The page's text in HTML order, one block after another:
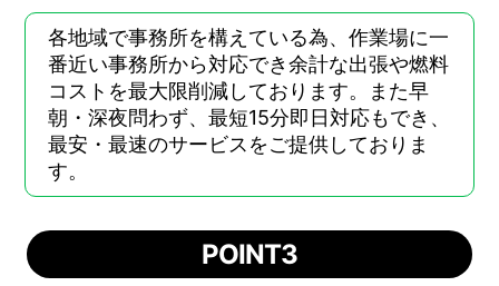
各地域で事務所を構えている為、作業場に一
番近い事務所から対応でき余計な出張や燃料
コストを最大限削減しております。また早
朝・深夜問わず、最短15分即日対応もでき、
最安・最速のサービスをご提供しておりま
す。
POINT3